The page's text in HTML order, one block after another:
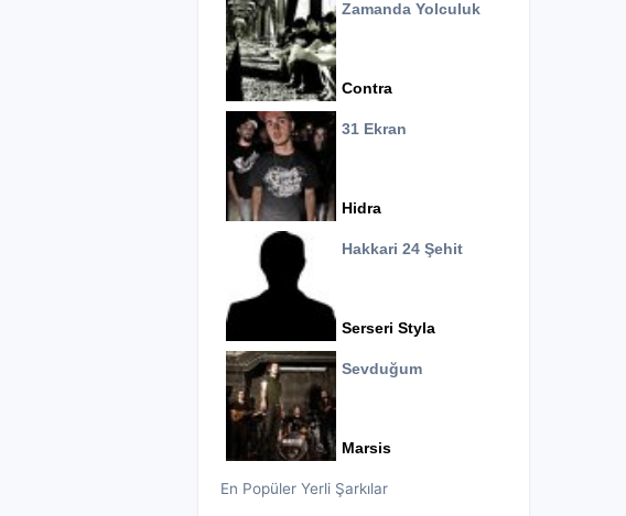
Zamanda Yolculuk
Contra
31 Ekran
Hidra
Hakkari 24 Şehit
Serseri Styla
Sevduğum
Marsis
En Popüler Yerli Şarkılar